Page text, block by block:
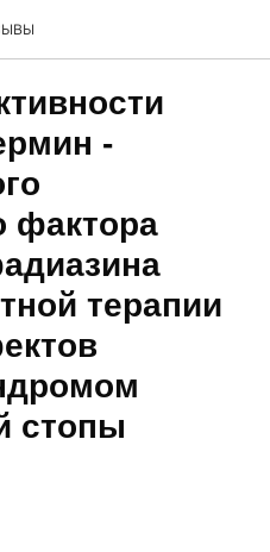
-
фактора
терапии
стопы